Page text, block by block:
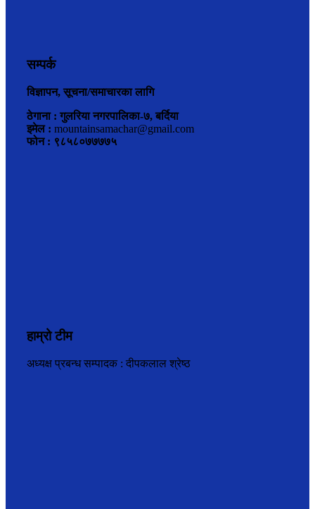
सम्पर्क
विज्ञापन, सूचना/समाचारका लागि
ठेगाना : गुलरिया नगरपालिका-७, बर्दिया
इमेल : mountainsamachar@gmail.com
फोन : ९८५८०७७७७५
हाम्रो टीम
अध्यक्ष प्रबन्ध सम्पादक : दीपकलाल श्रेष्ठ